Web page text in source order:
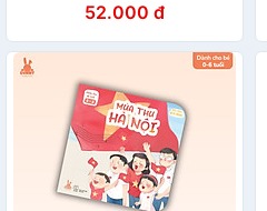
Dành Cho Thiếu Niên
52.000 đ